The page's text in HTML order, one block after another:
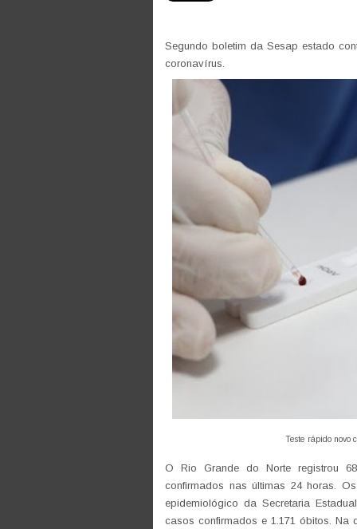
Segundo boletim da Sesap estado
coronavírus.
Teste rápido novo
O Rio Grande do Norte registrou
confirmados nas últimas 24 horas.
epidemiológico da Secretaria
casos confirmados e 1.171 óbitos. Na